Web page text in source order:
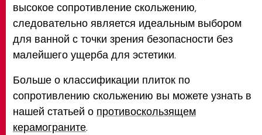
высокое сопротивление скольжению,
следовательно является идеальным выбором
для ванной с точки зрения безопасности без
малейшего ущерба для эстетики.
Больше о классификации плиток по
сопротивлению скольжению вы можете узнать в
нашей статьей о противоскользящем
керамограните.